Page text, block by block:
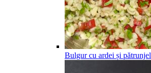
Bulgur cu ardei și pătrunjel